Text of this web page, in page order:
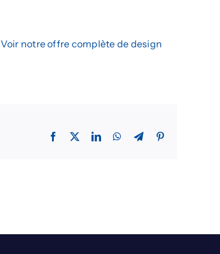
Voir notre offre complète de design
Facebook LinkedInWhatsApp
Telegram